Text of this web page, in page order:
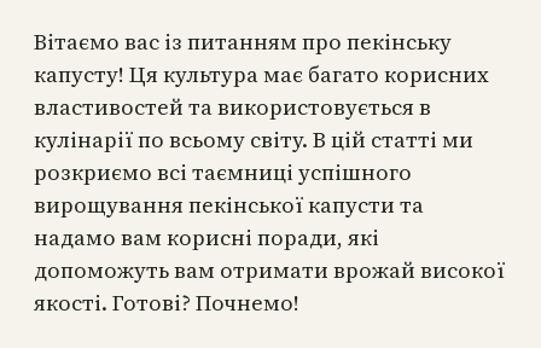
Вітаємо вас із питанням про пекінську
капусту! Ця культура має багато корисних
властивостей та використовується в
кулінарії по всьому світу. В цій статті ми
розкриємо всі таємниці успішного
вирощування пекінської капусти та
надамо вам корисні поради, які
допоможуть вам отримати врожай високої
якості. Готові? Почнемо!